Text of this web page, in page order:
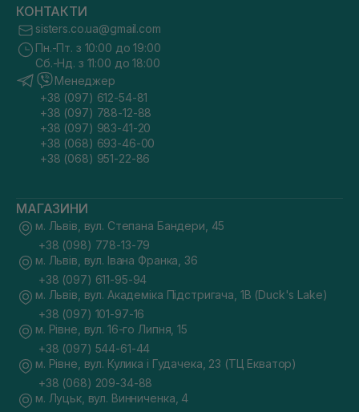
КОНТАКТИ
sisters.co.ua@gmail.com
Пн.-Пт. з 10:00 до 19:00
Сб.-Нд. з 11:00 до 18:00
Менеджер
+38 (097) 612-54-81
+38 (097) 788-12-88
+38 (097) 983-41-20
+38 (068) 693-46-00
+38 (068) 951-22-86
МАГАЗИНИ
м. Львів, вул. Степана Бандери, 45
+38 (098) 778-13-79
м. Львів, вул. Івана Франка, 36
+38 (097) 611-95-94
м. Львів, вул. Академіка Підстригача, 1В (Duck's Lake)
+38 (097) 101-97-16
м. Рівне, вул. 16-го Липня, 15
+38 (097) 544-61-44
м. Рівне, вул. Кулика і Гудачека, 23 (ТЦ Екватор)
+38 (068) 209-34-88
м. Луцьк, вул. Винниченка, 4